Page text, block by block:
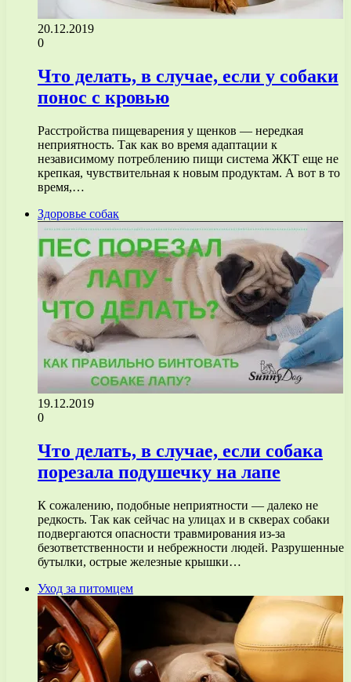
20.12.2019
0
Что делать, в случае, если у собаки
понос с кровью
Расстройства пищеварения у щенков — нередкая
неприятность. Так как во время адаптации к
независимому потреблению пищи система ЖКТ еще не
крепкая, чувствительная к новым продуктам. А вот в то
время,…
Здоровье собак
19.12.2019
0
Что делать, в случае, если собака
порезала подушечку на лапе
К сожалению, подобные неприятности — далеко не
редкость. Так как сейчас на улицах и в скверах собаки
подвергаются опасности травмирования из-за
безответственности и небрежности людей. Разрушенные
бутылки, острые железные крышки…
Уход за питомцем